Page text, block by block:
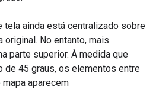
tela ainda está centralizado sobre
No entanto, mais
parte superior. À medida que
de 45 graus, os elementos entre
aparecem